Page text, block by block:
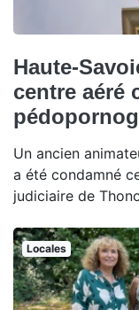
Haute-
centre aéré
Un ancien
a été condamné
judiciaire de
Locales